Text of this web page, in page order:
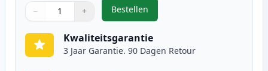
Gebruik de knoppen om aan te passen
− +
1
Bestellen
,Canon FX-10 (0263B002AA)
Kwaliteitsgarantie
3 Jaar Garantie. 90 Dagen Retour